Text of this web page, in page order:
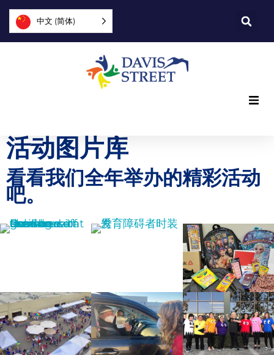
中文 (简体)
我们是谁
您可以提供帮助
捐赠
活动图片库
看看我们全年举办的精彩活动
吧。
更多
更多